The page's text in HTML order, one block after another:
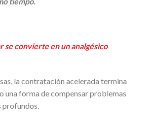
se convierte en un analgésico
la contratación acelerada termina
una forma de compensar problemas
profundos.